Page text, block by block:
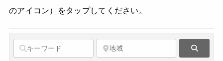
のアイコン）をタップしてください。